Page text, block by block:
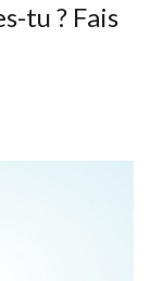
tu ? Fais